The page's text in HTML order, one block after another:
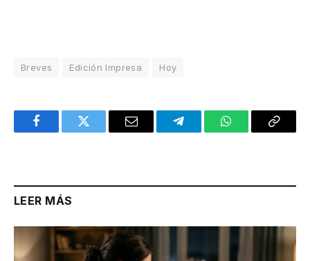
Breves Edición Impresa Hoy
FacebookTwitter Email TelegramWhatsAppCopy
LEER MÁS